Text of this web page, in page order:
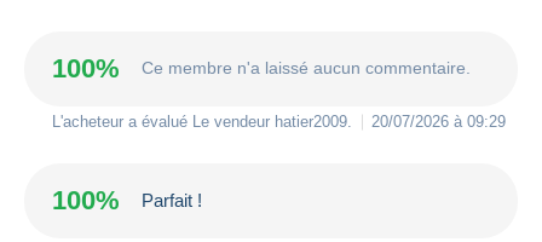
100% Ce membre n'a laissé aucun commentaire.
L'acheteur a évalué Le vendeur hatier2009 20/07/2026 à 09:29
100% Parfait !